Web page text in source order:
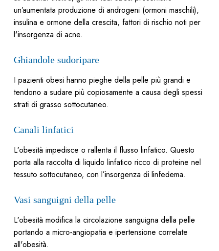
un’aumentata produzione di androgeni (ormoni maschili),
insulina e ormone della crescita, fattori di rischio noti per
l'insorgenza di acne.
Ghiandole sudoripare
I pazienti obesi hanno pieghe della pelle più grandi e
tendono a sudare più copiosamente a causa degli spessi
strati di grasso sottocutaneo.
Canali linfatici
L'obesità impedisce o rallenta il flusso linfatico. Questo
porta alla raccolta di liquido linfatico ricco di proteine nel
tessuto sottocutaneo, con l’insorgenza di linfedema.
Vasi sanguigni della pelle
L'obesità modifica la circolazione sanguigna della pelle
portando a micro-angiopatia e ipertensione correlate
all'obesità.